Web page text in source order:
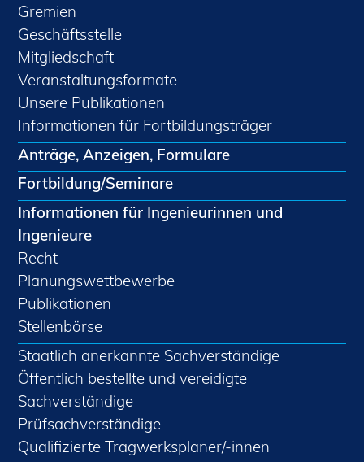
Gremien
Geschäftsstelle
Mitgliedschaft
Veranstaltungsformate
Unsere Publikationen
Informationen für Fortbildungsträger
Anträge, Anzeigen, Formulare
Fortbildung/Seminare
Informationen für Ingenieurinnen und
Ingenieure
Recht
Planungswettbewerbe
Publikationen
Stellenbörse
Staatlich anerkannte Sachverständige
Öffentlich bestellte und vereidigte
Sachverständige
Prüfsachverständige
Qualifizierte Tragwerksplaner/-innen